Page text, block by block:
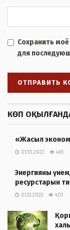
Сохранить
для
КӨП
«Жасыл
01.10.2022 465
Энергияны
ресурстарын
01.12.2022 401